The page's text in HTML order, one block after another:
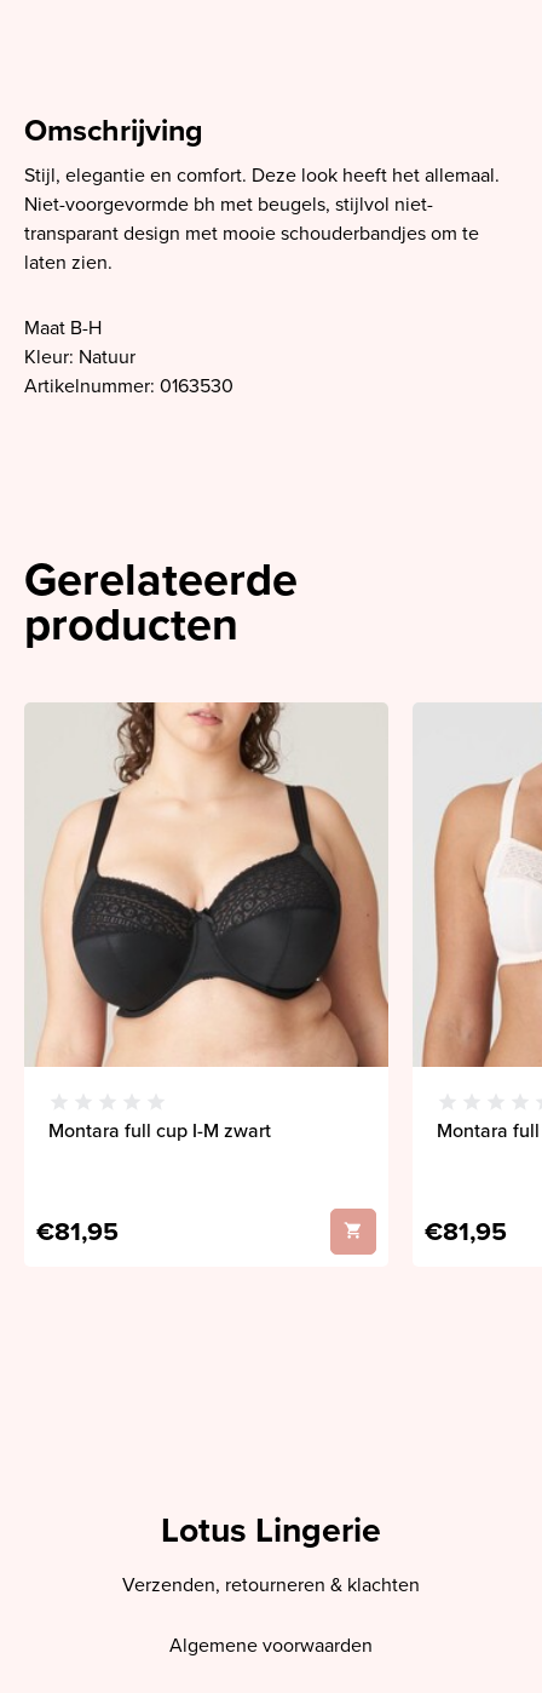
Omschrijving
Stijl, elegantie en comfort. Deze look heeft het allemaal.
Niet-voorgevormde bh met beugels, stijlvol niet-
transparant design met mooie schouderbandjes om te
laten zien.
Maat B-H
Kleur: Natuur
Artikelnummer: 0163530
Gerelateerde
producten
Montara full cup I-M zwart
€81,95
Montara
€81,95
Lotus Lingerie
Verzenden, retourneren & klachten
Algemene voorwaarden